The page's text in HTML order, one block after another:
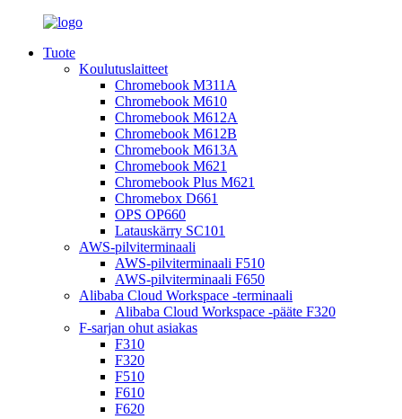
Tuote
Koulutuslaitteet
Chromebook M311A
Chromebook M610
Chromebook M612A
Chromebook M612B
Chromebook M613A
Chromebook M621
Chromebook Plus M621
Chromebox D661
OPS OP660
Latauskärry SC101
AWS-pilviterminaali
AWS-pilviterminaali F510
AWS-pilviterminaali F650
Alibaba Cloud Workspace -terminaali
Alibaba Cloud Workspace -pääte F320
F-sarjan ohut asiakas
F310
F320
F510
F610
F620